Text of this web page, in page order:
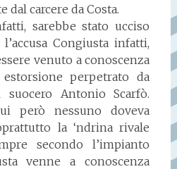
dal carcere da Costa.
sarebbe stato ucciso
Congiusta infatti,
venuto a conoscenza
perpetrato da
Antonio Scarfò.
però nessuno doveva
la ‘ndrina rivale
secondo l’impianto
venne a conoscenza